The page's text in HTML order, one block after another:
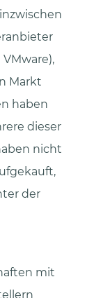
Markt
haben
dieser
nicht
der
mit